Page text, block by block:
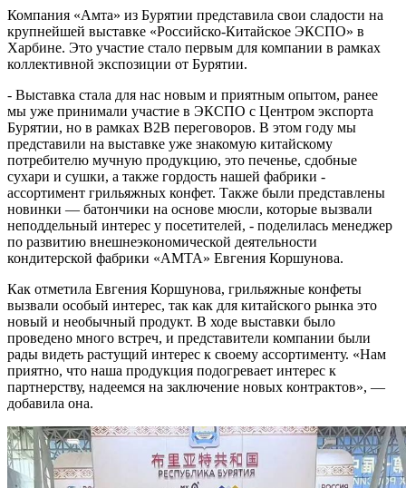
Компания «Амта» из Бурятии представила свои сладости на
крупнейшей выставке «Российско-Китайское ЭКСПО» в
Харбине. Это участие стало первым для компании в рамках
коллективной экспозиции от Бурятии.
- Выставка стала для нас новым и приятным опытом, ранее
мы уже принимали участие в ЭКСПО с Центром экспорта
Бурятии, но в рамках В2В переговоров. В этом году мы
представили на выставке уже знакомую китайскому
потребителю мучную продукцию, это печенье, сдобные
сухари и сушки, а также гордость нашей фабрики -
ассортимент грильяжных конфет. Также были представлены
новинки — батончики на основе мюсли, которые вызвали
неподдельный интерес у посетителей, - поделилась менеджер
по развитию внешнеэкономической деятельности
кондитерской фабрики «АМТА» Евгения Коршунова.
Как отметила Евгения Коршунова, грильяжные конфеты
вызвали особый интерес, так как для китайского рынка это
новый и необычный продукт. В ходе выставки было
проведено много встреч, и представители компании были
рады видеть растущий интерес к своему ассортименту. «Нам
приятно, что наша продукция подогревает интерес к
партнерству, надеемся на заключение новых контрактов», —
добавила она.